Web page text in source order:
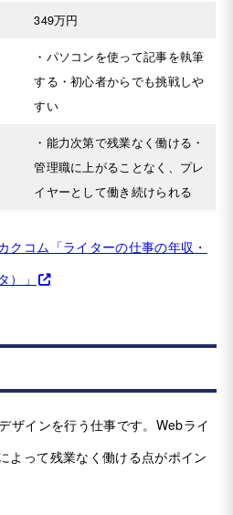
349万円
・パソコンを使って記事を執筆
する・初心者からでも挑戦しや
すい
・能力次第で残業なく働ける・
管理職に上がることなく、プレ
イヤーとして働き続けられる
クコム「ライターの仕事の年収・
）」
ザインを行う仕事です。Webライ
よって残業なく働ける点がポイン